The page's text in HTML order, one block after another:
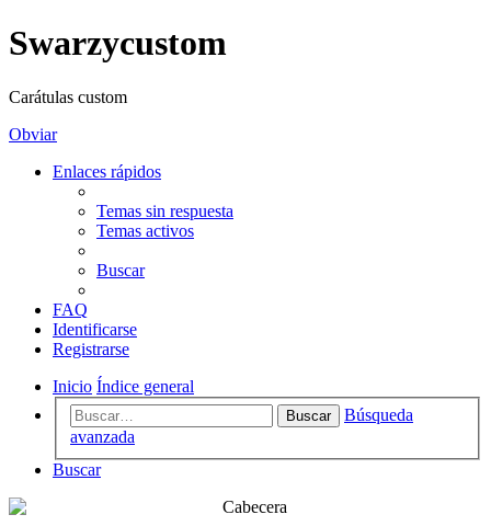
Swarzycustom
Carátulas custom
Obviar
Enlaces rápidos
Temas sin respuesta
Temas activos
Buscar
FAQ
Identificarse
Registrarse
Inicio Índice general
Buscar
Búsqueda
avanzada
Buscar